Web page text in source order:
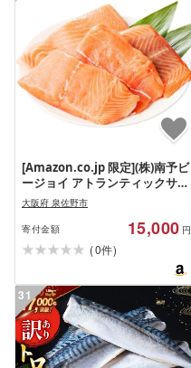
[Amazon.co.jp 限定](株)南予ビ
ージョイ アトランティックサー
モン 総量 1.2kg ポーション
1kg+はしっこ 200g 小分け 刺身
用 真空パック 小分けパック サ
イズ不揃い 訳あり
大阪府 泉佐野市
寄付金額 15,000 円
(0件)
31